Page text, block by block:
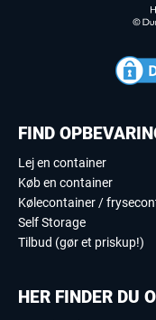
FIND
Lej en container
Køb en container
Kølecontainer /
Self Storage
Tilbud (gør et priskup!)
HER FINDER DU